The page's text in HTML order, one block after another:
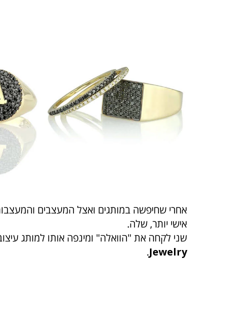
אחרי שחיפשה במותגים ואצל המעצבים
אישי יותר, שלה.
שני לקחה את "הוואלה" ומינפה אותו למותג
Jewelry
.